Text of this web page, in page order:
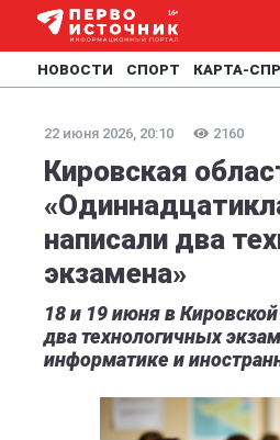
НОВОСТИ СПОРТ КАРТА-
22 июня 2026, 20:10 2160
Кировская
написали два
экзамена»
18 и 19 июня в
два технологичных
информатике и